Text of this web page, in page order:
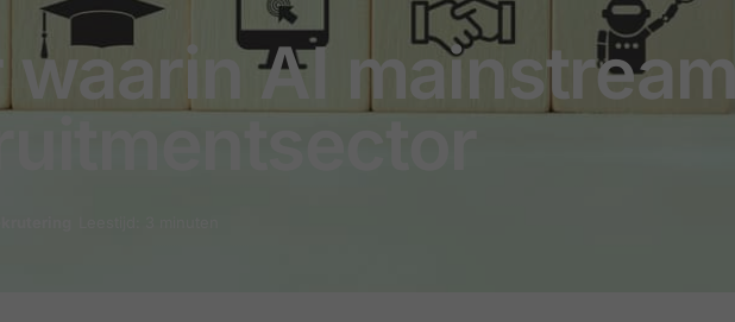
waarin AI mainstream